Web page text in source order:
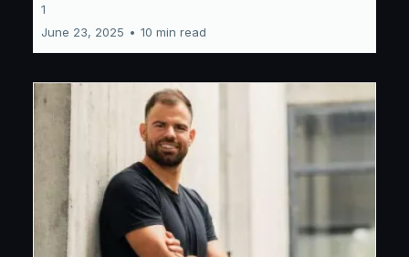
1
June 23, 2025 • 10 min read